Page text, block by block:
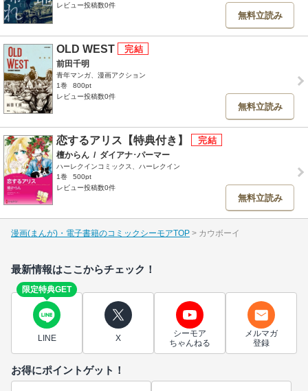
レビュー投稿数0件
無料立読み
OLD WEST
前田千明
青年マンガ、漫画アクション
1巻
800pt
レビュー投稿数0件
無料立読み
恋するアリス【特典付き】
檀からん / ダイアナ･パーマー
ハーレクインコミックス、ハーレクイン
1巻
500pt
レビュー投稿数0件
無料立読み
漫画(まんが)・電子書籍のコミックシーモアTOP カウボーイ
最新情報はここからチェック！
限定特典GET
LINE X
シーモア
ちゃんねる
メルマガ
登録
お得にポイントゲット！